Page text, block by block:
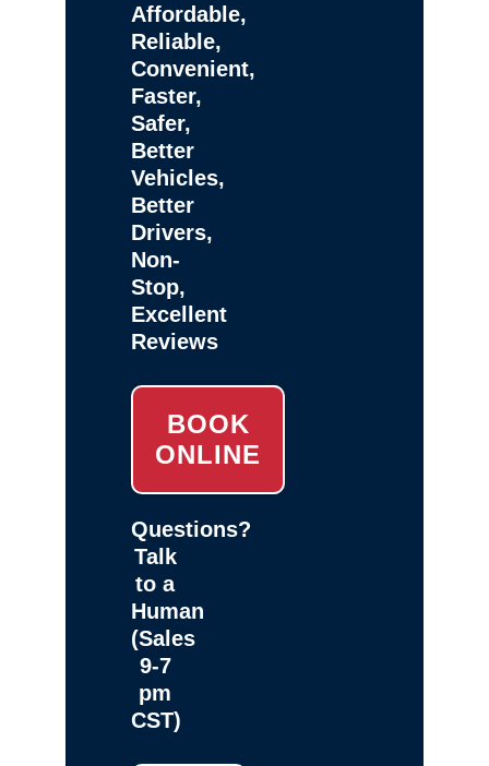
Affordable,
Reliable,
Convenient,
Faster,
Safer,
Better
Vehicles,
Better
Drivers,
Non-
Stop,
Excellent
Reviews
BOOK
ONLINE
Questions?
Talk
to a
Human
(Sales
9-7
pm
CST)